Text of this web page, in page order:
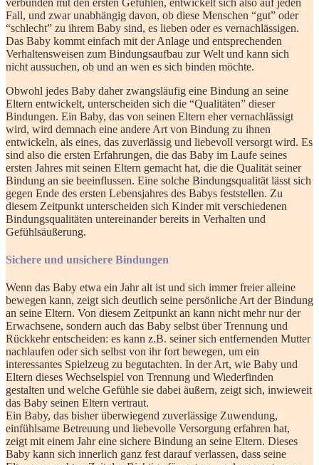
Fall, und zwar unabhängig davon, ob diese Menschen “gut” oder
“schlecht” zu ihrem Baby sind, es lieben oder es vernachlässigen.
Das Baby kommt einfach mit der Anlage und entsprechenden
Verhaltensweisen zum Bindungsaufbau zur Welt und kann sich
nicht aussuchen, ob und an wen es sich binden möchte.
Obwohl jedes Baby daher zwangsläufig eine Bindung an seine
Eltern entwickelt, unterscheiden sich die “Qualitäten” dieser
Bindungen. Ein Baby, das von seinen Eltern eher vernachlässigt
wird, wird demnach eine andere Art von Bindung zu ihnen
entwickeln, als eines, das zuverlässig und liebevoll versorgt wird. Es
sind also die ersten Erfahrungen, die das Baby im Laufe seines
ersten Jahres mit seinen Eltern gemacht hat, die die Qualität seiner
Bindung an sie beeinflussen. Eine solche Bindungsqualität lässt sich
gegen Ende des ersten Lebensjahres des Babys feststellen. Zu
diesem Zeitpunkt unterscheiden sich Kinder mit verschiedenen
Bindungsqualitäten untereinander bereits in Verhalten und
Gefühlsäußerung.
Sichere und unsichere Bindungen
Wenn das Baby etwa ein Jahr alt ist und sich immer freier alleine
bewegen kann, zeigt sich deutlich seine persönliche Art der Bindung
an seine Eltern. Von diesem Zeitpunkt an kann nicht mehr nur der
Erwachsene, sondern auch das Baby selbst über Trennung und
Rückkehr entscheiden: es kann z.B. seiner sich entfernenden Mutter
nachlaufen oder sich selbst von ihr fort bewegen, um ein
interessantes Spielzeug zu begutachten. In der Art, wie Baby und
Eltern dieses Wechselspiel von Trennung und Wiederfinden
gestalten und welche Gefühle sie dabei äußern, zeigt sich, inwieweit
das Baby seinen Eltern vertraut.
Ein Baby, das bisher überwiegend zuverlässige Zuwendung,
einfühlsame Betreuung und liebevolle Versorgung erfahren hat,
zeigt mit einem Jahr eine sichere Bindung an seine Eltern. Dieses
Baby kann sich innerlich ganz fest darauf verlassen, dass seine